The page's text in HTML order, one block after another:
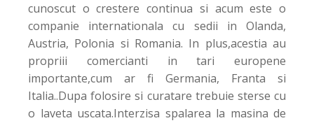
cunoscut o crestere continua si acum este o
companie internationala cu sedii in Olanda,
Austria, Polonia si Romania. In plus,acestia au
propriii comercianti in tari europene
importante,cum ar fi Germania, Franta si
Italia..Dupa folosire si curatare trebuie sterse cu
o laveta uscata.Interzisa spalarea la masina de